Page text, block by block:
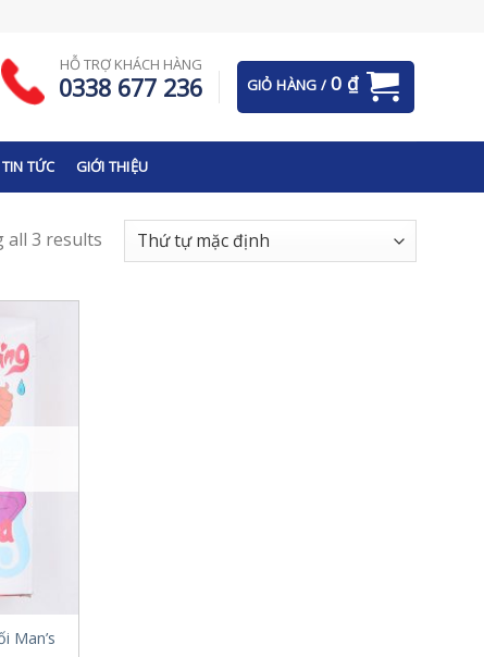
HỖ TRỢ KHÁCH HÀNG
0338 677 236 GIỎ HÀNG / 0 ₫
TIN TỨC GIỚI THIỆU
all 3 results
Man’s